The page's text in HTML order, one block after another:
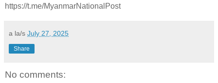
https://t.me/MyanmarNationalPost
a la/s July 27, 2025
Share
No comments: